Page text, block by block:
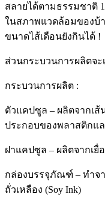
สลายได้ตามธรรมชาติ
ในสภาพแวดล้อมของบ้
ขนาดไส้เดือนยังกินได้ !
ส่วนกระบวนการผลิตจะ
กระบวนการผลิต :
ตัวแคปซูล – ผลิตจากเ
ประกอบของพลาสติกแ
ฝาแคปซูล – ผลิตจากเ
กล่องบรรจุภัณฑ์ – ทำจ
ถั่วเหลือง (Soy Ink)